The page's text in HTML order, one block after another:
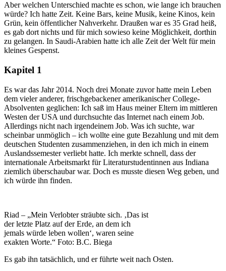
Aber welchen Unterschied machte es schon, wie lange ich brauchen
würde? Ich hatte Zeit. Keine Bars, keine Musik, keine Kinos, kein
Grün, kein öffentlicher Nahverkehr. Draußen war es 35 Grad heiß,
es gab dort nichts und für mich sowieso keine Möglichkeit, dorthin
zu gelangen. In Saudi-Arabien hatte ich alle Zeit der Welt für mein
kleines Gespenst.
Kapitel 1
Es war das Jahr 2014. Noch drei Monate zuvor hatte mein Leben
dem vieler anderer, frischgebackener amerikanischer College-
Absolventen geglichen: Ich saß im Haus meiner Eltern im mittleren
Westen der USA und durchsuchte das Internet nach einem Job.
Allerdings nicht nach irgendeinem Job. Was ich suchte, war
scheinbar unmöglich – ich wollte eine gute Bezahlung und mit dem
deutschen Studenten zusammenziehen, in den ich mich in einem
Auslandssemester verliebt hatte. Ich merkte schnell, dass der
internationale Arbeitsmarkt für Literaturstudentinnen aus Indiana
ziemlich überschaubar war. Doch es musste diesen Weg geben, und
ich würde ihn finden.
Riad – „Mein Verlobter sträubte sich. ‚Das ist
der letzte Platz auf der Erde, an dem ich
jemals würde leben wollen‘, waren seine
exakten Worte.“ Foto: B.C. Biega
Es gab ihn tatsächlich, und er führte weit nach Osten.